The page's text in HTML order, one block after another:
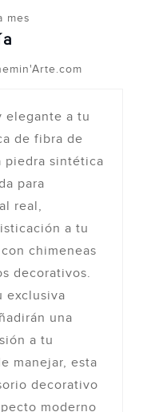
mes
elegante a tu
de fibra de
piedra sintética
para
real,
a tu
chimeneas
decorativos.
exclusiva
una
a tu
manejar, esta
decorativo
moderno